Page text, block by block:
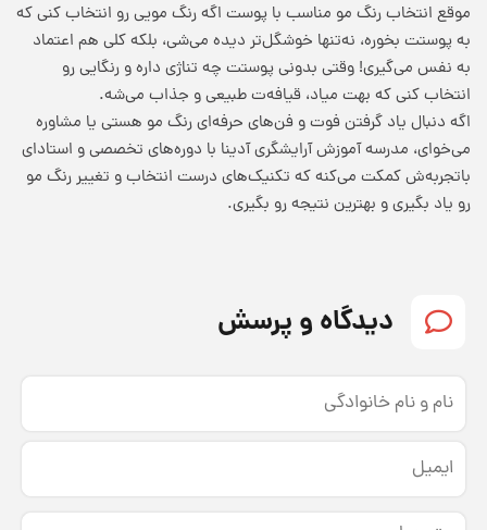
موقع انتخاب رنگ مو مناسب با پوست اگه رنگ مویی رو انتخاب کنی که
به پوستت بخوره، نه‌تنها خوشگل‌تر دیده می‌شی، بلکه کلی هم اعتماد
به نفس می‌گیری! وقتی بدونی پوستت چه تناژی داره و رنگایی رو
انتخاب کنی که بهت میاد، قیافه‌ت طبیعی و جذاب می‌شه.
اگه دنبال یاد گرفتن فوت و فن‌های حرفه‌ای رنگ مو هستی یا مشاوره
می‌خوای، مدرسه آموزش آرایشگری آدینا با دوره‌های تخصصی و استادای
باتجربه‌ش کمکت می‌کنه که تکنیک‌های درست انتخاب و تغییر رنگ مو
رو یاد بگیری و بهترین نتیجه رو بگیری.
دیدگاه و پرسش